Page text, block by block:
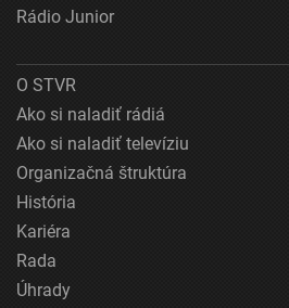
Rádio Junior
O STVR
Ako si naladiť rádiá
Ako si naladiť televíziu
Organizačná štruktúra
História
Kariéra
Rada
Úhrady